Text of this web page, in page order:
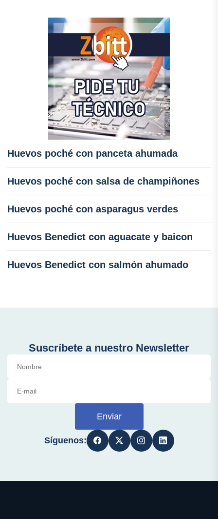
Huevos poché con panceta ahumada
Huevos poché con salsa de champiñones
Huevos poché con asparagus verdes
Huevos Benedict con aguacate y baicon
Huevos Benedict con salmón ahumado
Suscríbete a nuestro Newsletter
Enviar
Síguenos: